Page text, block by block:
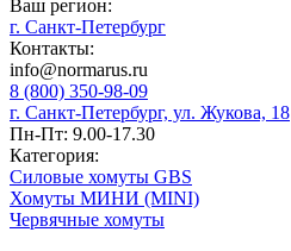
Ваш регион:
г. Санкт-Петербург
Контакты:
info@normarus.ru
8 (800) 350-98-09
г. Санкт-Петербург, ул. Жукова, 18
Пн-Пт: 9.00-17.30
Категория:
Силовые хомуты GBS
Хомуты МИНИ (MINI)
Червячные хомуты